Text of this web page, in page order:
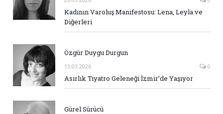
Kadının Varoluş Manifestosu: Lena, Leyla ve
Diğerleri
Özgür Duygu Durgun
13.03.2026 0
Asırlık Tiyatro Geleneği İzmir’de Yaşıyor
Gürel Sürücü